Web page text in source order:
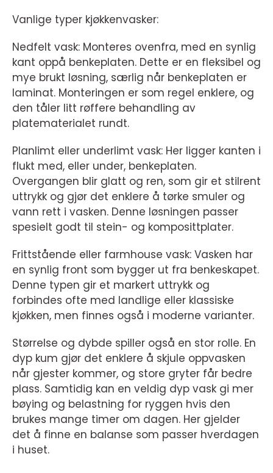
Vanlige typer kjøkkenvasker:
Nedfelt vask: Monteres ovenfra, med en synlig
kant oppå benkeplaten. Dette er en fleksibel og
mye brukt løsning, særlig når benkeplaten er
laminat. Monteringen er som regel enklere, og
den tåler litt røffere behandling av
platematerialet rundt.
Planlimt eller underlimt vask: Her ligger kanten i
flukt med, eller under, benkeplaten.
Overgangen blir glatt og ren, som gir et stilrent
uttrykk og gjør det enklere å tørke smuler og
vann rett i vasken. Denne løsningen passer
spesielt godt til stein- og komposittplater.
Frittstående eller farmhouse vask: Vasken har
en synlig front som bygger ut fra benkeskapet.
Denne typen gir et markert uttrykk og
forbindes ofte med landlige eller klassiske
kjøkken, men finnes også i moderne varianter.
Størrelse og dybde spiller også en stor rolle. En
dyp kum gjør det enklere å skjule oppvasken
når gjester kommer, og store gryter får bedre
plass. Samtidig kan en veldig dyp vask gi mer
bøying og belastning for ryggen hvis den
brukes mange timer om dagen. Her gjelder
det å finne en balanse som passer hverdagen
i huset.